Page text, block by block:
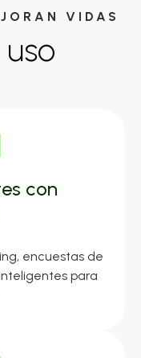
VIDAS
con
encuestas de
para